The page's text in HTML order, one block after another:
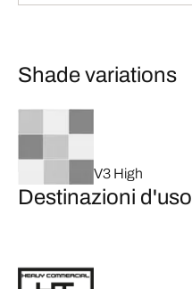
Shade variations
V3 High
Destinazioni d'uso